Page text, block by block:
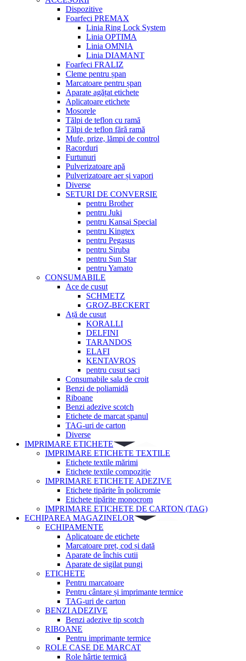
Dispozitive
Foarfeci PREMAX
Linia Ring Lock System
Linia OPTIMA
Linia OMNIA
Linia DIAMANT
Foarfeci FRALIZ
Cleme pentru șpan
Marcatoare pentru șpan
Aparate agățat etichete
Aplicatoare etichete
Mosorele
Tălpi de teflon cu ramă
Tălpi de teflon fără ramă
Mufe, prize, lămpi de control
Racorduri
Furtunuri
Pulverizatoare apă
Pulverizatoare aer și vapori
Diverse
SETURI DE CONVERSIE
pentru Brother
pentru Juki
pentru Kansai Special
pentru Kingtex
pentru Pegasus
pentru Siruba
pentru Sun Star
pentru Yamato
CONSUMABILE
Ace de cusut
SCHMETZ
GROZ-BECKERT
Ață de cusut
KORALLI
DELFINI
TARANDOS
ELAFI
KENTAVROS
pentru cusut saci
Consumabile sala de croit
Benzi de poliamidă
Riboane
Benzi adezive scotch
Etichete de marcat șpanul
TAG-uri de carton
Diverse
IMPRIMARE ETICHETE
IMPRIMARE ETICHETE TEXTILE
Etichete textile mărimi
Etichete textile compoziție
IMPRIMARE ETICHETE ADEZIVE
Etichete tipărite în policromie
Etichete tipărite monocrom
IMPRIMARE ETICHETE DE CARTON (TAG)
ECHIPAREA MAGAZINELOR
ECHIPAMENTE
Aplicatoare de etichete
Marcatoare preț, cod și dată
Aparate de închis cutii
Aparate de sigilat pungi
ETICHETE
Pentru marcatoare
Pentru cântare și imprimante termice
TAG-uri de carton
BENZI ADEZIVE
Benzi adezive tip scotch
RIBOANE
Pentru imprimante termice
ROLE CASE DE MARCAT
Role hârtie termică